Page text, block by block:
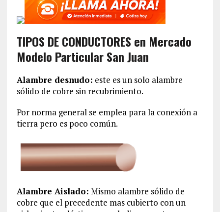
TIPOS DE CONDUCTORES en Mercado
Modelo Particular San Juan
Alambre desnudo: este es un solo alambre
sólido de cobre sin recubrimiento.
Por norma general se emplea para la conexión a
tierra pero es poco común.
Alambre Aislado: Mismo alambre sólido de
cobre que el precedente mas cubierto con un